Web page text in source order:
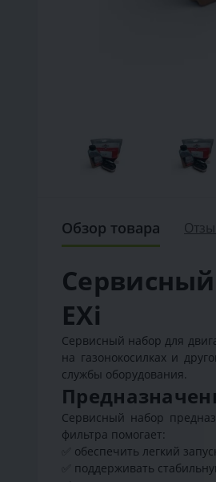
Обзор товара
EXi
Сервисный набор для
на газонокосилках и
службы оборудования.
Сервисный набор
фильтра помогает:
✅ обеспечить легкий
✅ поддерживать